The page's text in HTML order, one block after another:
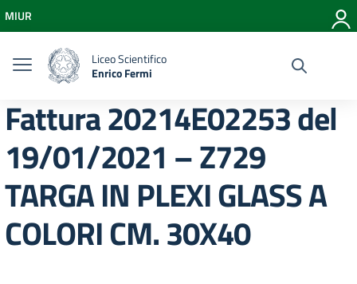
Vai al menu di navigazione
Vai al footer
MIUR
Liceo Scientifico
Enrico Fermi
Fattura 20214E02253 del
19/01/2021 – Z729
TARGA IN PLEXI GLASS A
COLORI CM. 30X40